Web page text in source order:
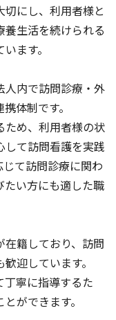
にし、利用者様と
養生活を続けられる
ます。
人内で訪問診療・外
体制です。
ため、利用者様の状
て訪問看護を実践
て訪問診療に関わ
たい方にも適した職
在籍しており、訪問
迎しています。
寧に指導するた
ができます。